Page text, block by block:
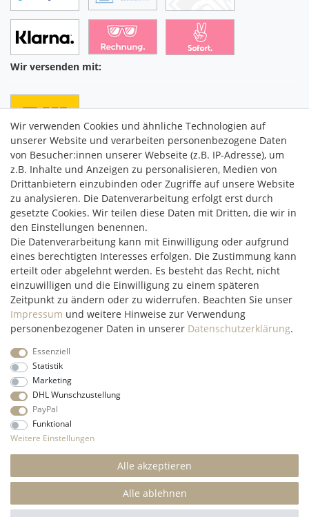
Wir versenden mit:
C2M COMMERCE GmbH
Hüttenheim 119
97348 Willanzheim
Mo-Fr: 09:00 - 14:00 Uhr
service@c2m-commerce.com
Persönlich:093 26 - 97 97 90
Impressum
Vertrag widerrufen
* Alle Preise inkl. gesetzl. Mehrwertsteuer und ohne
Versandkosten innerhalb Deutschlands, wenn nicht anders
beschrieben
© 2022 C2M COMMERCE Onlineshop - All Rights
Reserved.
Wir verwenden Cookies und ähnliche Technologien auf
unserer Website und verarbeiten personenbezogene Daten
von Besucher:innen unserer Webseite (z.B. IP-Adresse), um
z.B. Inhalte und Anzeigen zu personalisieren, Medien von
Drittanbietern einzubinden oder Zugriffe auf unsere Website
zu analysieren. Die Datenverarbeitung erfolgt erst durch
gesetzte Cookies. Wir teilen diese Daten mit Dritten, die wir in
den Einstellungen benennen.
Die Datenverarbeitung kann mit Einwilligung oder aufgrund
eines berechtigten Interesses erfolgen. Die Zustimmung kann
erteilt oder abgelehnt werden. Es besteht das Recht, nicht
einzuwilligen und die Einwilligung zu einem späteren
Zeitpunkt zu ändern oder zu widerrufen. Beachten Sie unser
Impressum und weitere Hinweise zur Verwendung
personenbezogener Daten in unserer Daten­schutz­erklärung.
Essenziell
Statistik
Marketing
DHL Wunschzustellung
PayPal
Funktional
Weitere Einstellungen
Alle akzeptieren
Alle ablehnen
SEHR GUT